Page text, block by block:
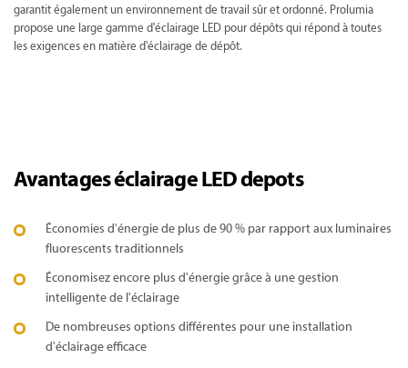
garantit également un environnement de travail sûr et ordonné. Prolumia
propose une large gamme d'éclairage LED pour dépôts qui répond à toutes
les exigences en matière d'éclairage de dépôt.
Avantages éclairage LED depots
Économies d'énergie de plus de 90 % par rapport aux luminaires
fluorescents traditionnels
Économisez encore plus d'énergie grâce à une gestion
intelligente de l'éclairage
De nombreuses options différentes pour une installation
d'éclairage efficace